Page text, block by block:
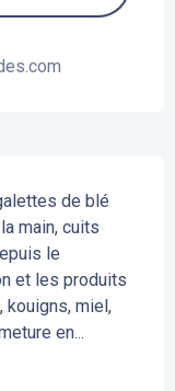
de blé
main, cuits
le
et les produits
kouigns, miel,
en...